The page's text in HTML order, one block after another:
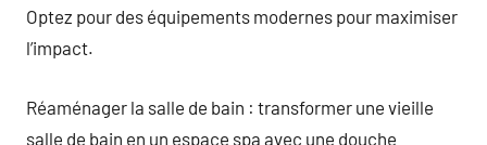
Optez pour des équipements modernes pour maximiser
l’impact.
Réaménager la salle de bain : transformer une vieille
salle de bain en un espace spa avec une douche